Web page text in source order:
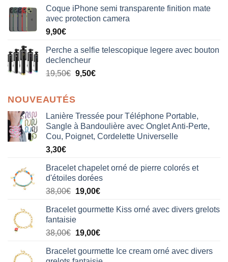
Coque iPhone semi transparente finition mate
avec protection camera
9,90€
Perche a selfie telescopique legere avec bouton
declencheur
19,50€ 9,50€
NOUVEAUTÉS
Lanière Tressée pour Téléphone Portable,
Sangle à Bandoulière avec Onglet Anti-Perte,
Cou, Poignet, Cordelette Universelle
3,30€
Bracelet chapelet orné de pierre colorés et
d'étoiles dorées
38,00€ Le
initial
était :
38,00€.
19,00€Le
actuel
19,00€.
Bracelet gourmette Kiss orné avec divers grelots
fantaisie
38,00€ Le
initial
19,00€Le
actuel
Bracelet gourmette Ice cream orné avec divers